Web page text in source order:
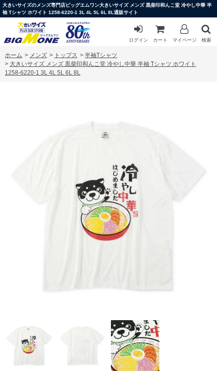
大きいサイズのメンズ専門店ビッグエムワン大きいサイズ メンズ 黒柴印和んこ堂 冷やし中華 半
袖 Tシャツ ホワイト 1258-6220-1 3L 4L 5L 6L 8L通販サイト
ログイン カート マイページ 検索
ホーム > メンズ > トップス > 半袖Tシャツ
> 大きいサイズ メンズ 黒柴印和んこ堂 冷やし中華 半袖 Tシャツ ホワイト
1258-6220-1 3L 4L 5L 6L 8L